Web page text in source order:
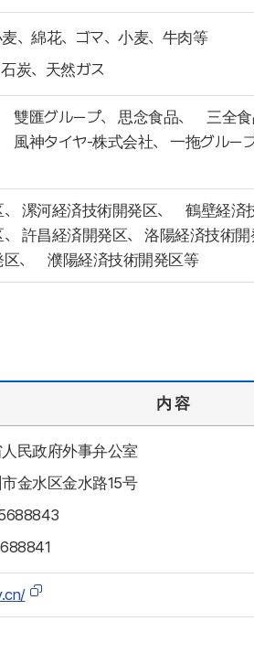
、綿花、ゴマ、小麦、牛肉等
炭、天然ガス
雙匯グループ、 思念食品、 三全
風神タイヤ-株式会社、 一拖グルー
、 漯河経済技術開発区、 鶴壁経済
許昌経済開発区、 洛陽経済技術開
区、 濮陽経済技術開発区等
内 容
民政府外事弁公室
金水区金水路15号